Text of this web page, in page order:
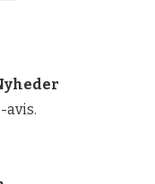
avis.